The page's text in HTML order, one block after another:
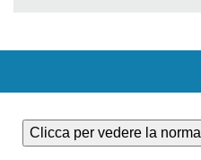
Clicca per vedere la norma